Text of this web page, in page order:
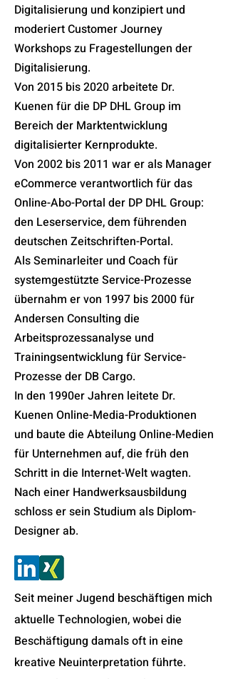
Digitalisierung und konzipiert und
moderiert Customer Journey
Workshops zu Fragestellungen der
Digitalisierung.
Von 2015 bis 2020 arbeitete Dr.
Kuenen für die DP DHL Group im
Bereich der Marktentwicklung
digitalisierter Kernprodukte.
Von 2002 bis 2011 war er als Manager
eCommerce verantwortlich für das
Online-Abo-Portal der DP DHL Group:
den Leserservice, dem führenden
deutschen Zeitschriften-Portal.
Als Seminarleiter und Coach für
systemgestützte Service-Prozesse
übernahm er von 1997 bis 2000 für
Andersen Consulting die
Arbeitsprozessanalyse und
Trainingsentwicklung für Service-
Prozesse der DB Cargo.
In den 1990er Jahren leitete Dr.
Kuenen Online-Media-Produktionen
und baute die Abteilung Online-Medien
für Unternehmen auf, die früh den
Schritt in die Internet-Welt wagten.
Nach einer Handwerksausbildung
schloss er sein Studium als Diplom-
Designer ab.
Seit meiner Jugend beschäftigen mich
aktuelle Technologien, wobei die
Beschäftigung damals oft in eine
kreative Neuinterpretation führte.